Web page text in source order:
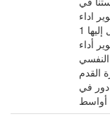
اداء
لاعبي كرة القدم صنف أواسط النتائج المتوصل إليها 1
أداء
2 الإعداد النفسي
القدم
دور في
أواسط